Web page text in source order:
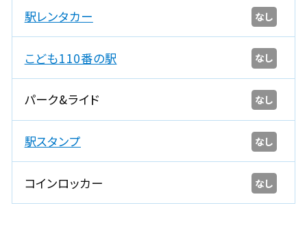
駅レンタカー なし
こども110番の駅 なし
パーク&ライド なし
駅スタンプ なし
コインロッカー なし